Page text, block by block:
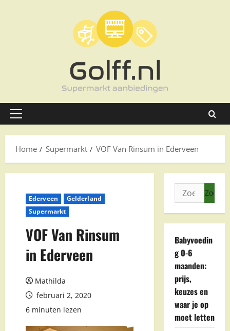
Primair
Home
Supermarkt VOF Van Rinsum in Ederveen
Ederveen
Gelderland
Supermarkt
VOF Van Rinsum
in Ederveen
Mathilda
februari 2, 2020
6 minuten lezen
Zoeken
naar:
Babyvoedin
g 0-6
maanden:
prijs,
keuzes en
waar je op
moet letten